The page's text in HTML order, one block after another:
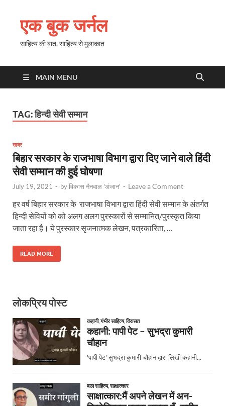
एक बुक जर्नल
साहित्य की बात, साहित्य से मुलाकात
MAIN MENU
TAG:हिन्दी सेवी सम्मान
खबर
बिहार सरकार के राजभाषा विभाग द्वारा दिए जाने वाले हिंदी
सेवी सम्मान की हुई घोषणा
July 19, 2021 - byविकास नैनवाल 'अंजान' - Leave a Comment
हर वर्ष बिहार सरकार के राजभाषा विभाग द्वारा हिंदी सेवी सम्मान के अंतर्गत
हिन्दी सेवियों को को अलग अलग पुरस्कारों से सम्मानित/पुरस्कृत किया
जाता रहा है। ये पुरस्कार सृजनात्मक लेखन, पत्रकारिता, …
READ MORE
लोकप्रिय पोस्ट